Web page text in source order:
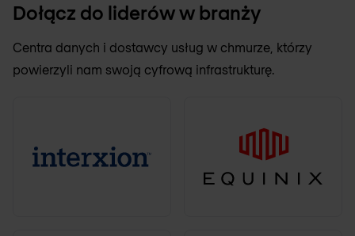
Dołącz do liderów w branży
Centra danych i dostawcy usług w chmurze, którzy
powierzyli nam swoją cyfrową infrastrukturę.